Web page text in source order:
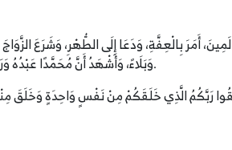
أَمَرَ بِالْعِفَّةِ، وَدَعَا إِلَى الطُّهْرِ، وَشَرَعَ
وَبَلَاءً، وَأَشْهَدُ أَنَّ مُحَمَّدًا عَبْدُهُ وَرَسُولُهُ، الدَّاعِي إِلَى مَكَارِمِ الْأَخْلَاقِ، صَلَّى اللَّهُ وَسَلَّمَ وَبَارَكَ عَلَيْهِ وَعَلَى آلِهِ وَصَحْبِهِ وَمَنْ سَارَ عَلَى نَهْجِهِ إِلَى يَوْمِ الدِّينِ.